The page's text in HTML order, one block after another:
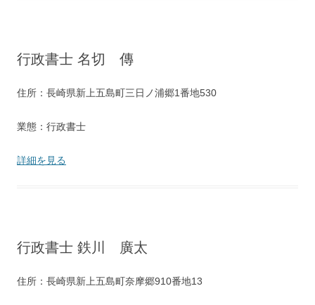
行政書士 名切 傳
住所：長崎県新上五島町三日ノ浦郷1番地530
業態：行政書士
詳細を見る
行政書士 鉄川 廣太
住所：長崎県新上五島町奈摩郷910番地13